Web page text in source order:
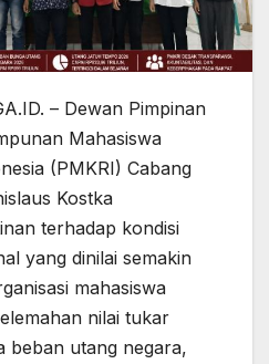
– Dewan Pimpinan
Mahasiswa
(PMKRI) Cabang
Kostka
terhadap kondisi
yang dinilai semakin
mahasiswa
nilai tukar
beban utang negara,